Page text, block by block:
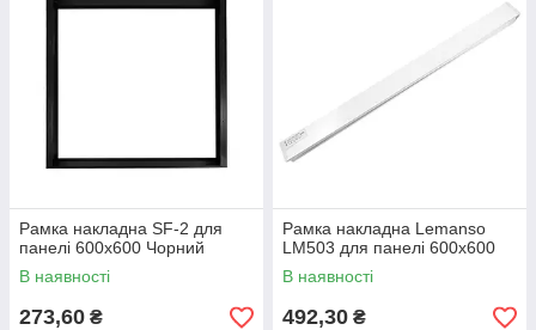
Рамка накладна SF-2 для
панелі 600х600 Чорний
В наявності
273,60 ₴
Рамка накладна Lemanso
LM503 для панелі 600x600
В наявності
492,30 ₴